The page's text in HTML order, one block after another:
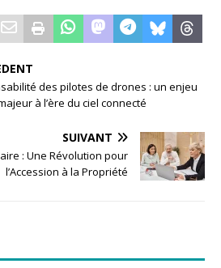
des pilotes de drones : un enjeu
à l’ère du ciel connecté
SUIVANT
: Une Révolution pour
l’Accession à la Propriété